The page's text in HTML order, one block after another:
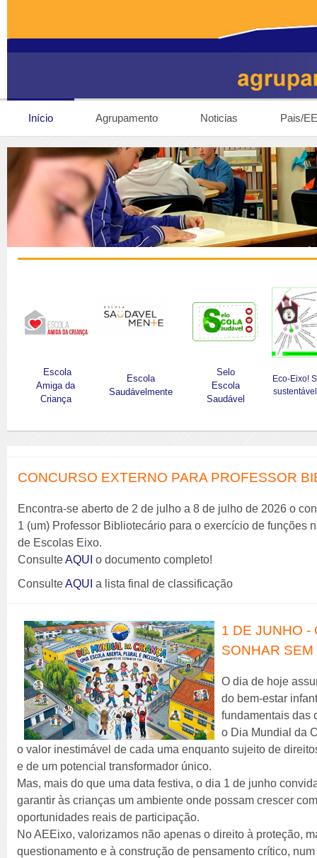
Início Agrupamento Noticias Pais/EE
Escola
Amiga da
Criança
Escola
Saudávelmente
Selo
Escola
Saudável
Eco-Eixo!
CONCURSO EXTERNO PARA PROFESSOR
Encontra-se aberto de 2 de julho a 8 de julho de 2026 o
1 (um) Professor Bibliotecário para o exercício de funções
de Escolas Eixo.
ConsulteAQUI o documento completo!
ConsulteAQUI a lista final de classificação
1 DE JUNHO -
SONHAR
O dia de hoje
do bem-estar
fundamentais das
o Dia Mundial da
o valor inestimável de cada uma enquanto sujeito de
e de um potencial transformador único.
Mas, mais do que uma data festiva, o dia 1 de junho
garantir às crianças um ambiente onde possam crescer
oportunidades reais de participação.
No AEEixo, valorizamos não apenas o direito à proteção,
questionamento e à construção de pensamento crítico,